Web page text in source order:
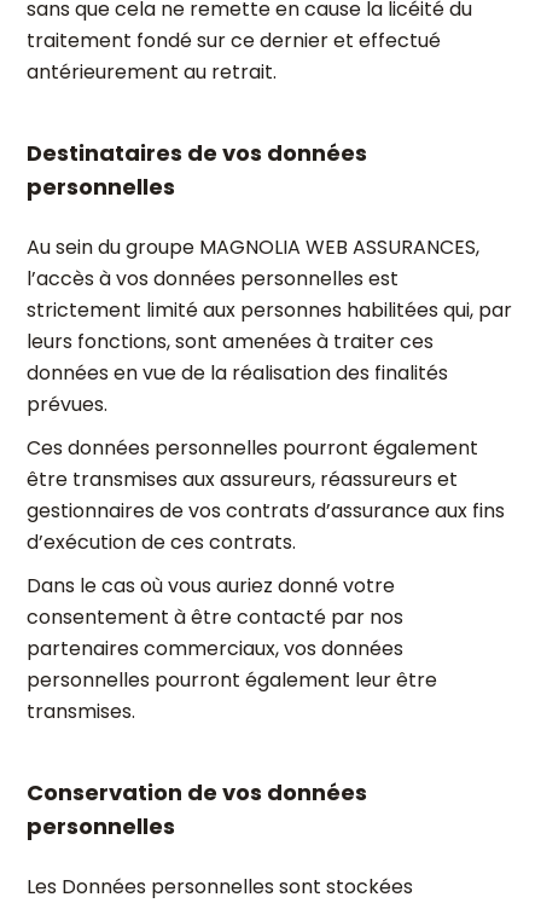
sans que cela ne remette en cause la licéité du
traitement fondé sur ce dernier et effectué
antérieurement au retrait.
Destinataires de vos données
personnelles
Au sein du groupe MAGNOLIA WEB ASSURANCES,
l’accès à vos données personnelles est
strictement limité aux personnes habilitées qui, par
leurs fonctions, sont amenées à traiter ces
données en vue de la réalisation des finalités
prévues.
Ces données personnelles pourront également
être transmises aux assureurs, réassureurs et
gestionnaires de vos contrats d’assurance aux fins
d’exécution de ces contrats.
Dans le cas où vous auriez donné votre
consentement à être contacté par nos
partenaires commerciaux, vos données
personnelles pourront également leur être
transmises.
Conservation de vos données
personnelles
Les Données personnelles sont stockées